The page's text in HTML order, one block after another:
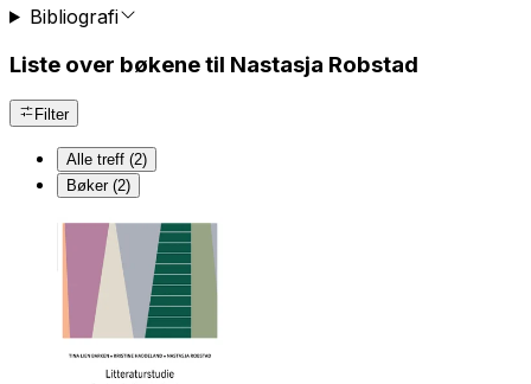
Bibliografi
Liste over bøkene til Nastasja Robstad
Filter
Alle treff (2)
Bøker (2)